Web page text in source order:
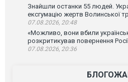
Знайшли останки 55 людей.
ексгумацію жертв Волинської
07.08.2026, 20:48
«Можливо, вони вбили
розкритикував повернення
07.08.2026, 20:36